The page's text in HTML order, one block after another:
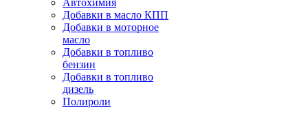
Автохимия
Добавки в масло КПП
Добавки в моторное
масло
Добавки в топливо
бензин
Добавки в топливо
дизель
Полироли